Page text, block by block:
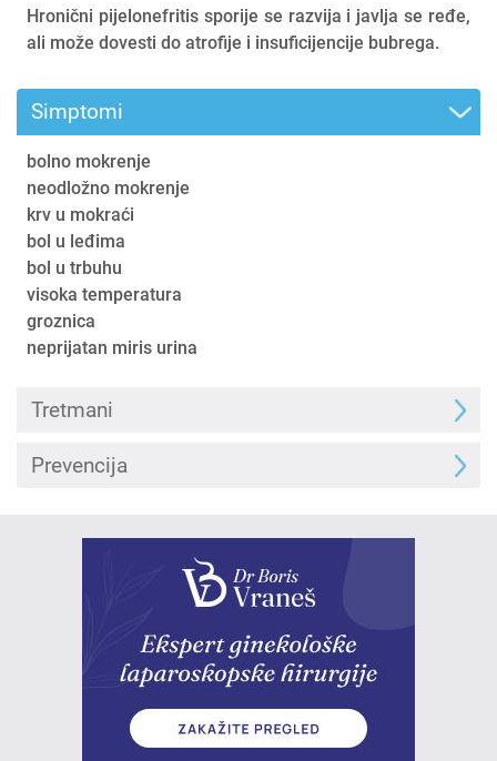
Hronični pijelonefritis sporije se razvija i javlja se ređe,
ali može dovesti do atrofije i insuficijencije bubrega.
Simptomi
bolno mokrenje
neodložno mokrenje
krv u mokraći
bol u leđima
bol u trbuhu
visoka temperatura
groznica
neprijatan miris urina
Tretmani
Prevencija